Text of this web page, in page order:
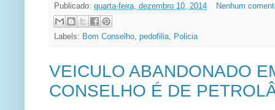
Publicado: quarta-feira, dezembro 10, 2014 Nenhum
Labels: Bom Conselho, pedofilia, Policia
VEICULO ABANDONADO
CONSELHO É DE